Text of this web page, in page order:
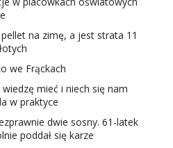
pellet na zimę, a jest strata 11
we Frąckach
mieć i niech się nam
w praktyce
dwie sosny. 61-latek
poddał się karze